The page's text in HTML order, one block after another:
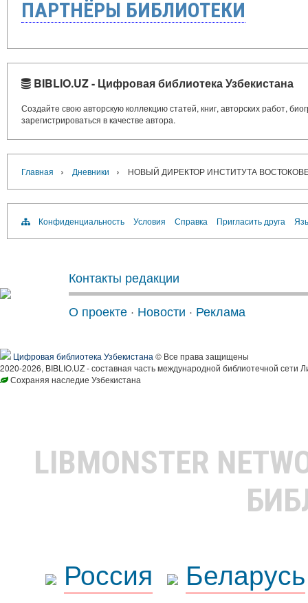
ПАРТНЁРЫ БИБЛИОТЕКИ
BIBLIO.UZ - Цифровая библиотека Узбекистана
Создайте свою авторскую коллекцию статей, книг, авторских работ,
зарегистрироваться в качестве автора.
Главная › Дневники › НОВЫЙ ДИРЕКТОР ИНСТИТУТА
Конфиденциальность Условия Справка Пригласить друга
Контакты редакции
О проекте · Новости · Реклама
Цифровая библиотека Узбекистана © Все права защищены
2020-2026, BIBLIO.UZ - составная часть международной библиотечной сети
Сохраняя наследие Узбекистана
LIBMONSTER
Россия
Беларусь